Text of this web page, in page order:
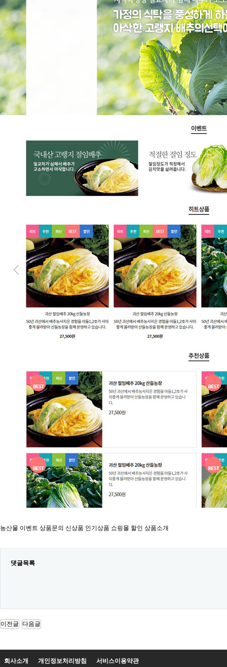
농산물 이벤트 상품문의 신상품 인기상품 쇼핑몰 할인 상품소개
댓글목록
이전글 다음글
회사소개 개인정보처리방침 서비스이용약관